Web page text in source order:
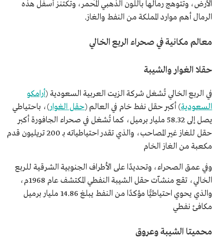
الأرض، وتتوهج رمالها باللون الذهبي المُحمر، وتكتنز أسفل هذه
الرمال أهم موارد المملكة من النفط والغاز.
معالم مكانية في صحراء الربع الخالي
حقلا الغوار والشيبة
في الربع الخالي تُشغل شركة الزيت العربية السعودية (أرامكو
السعودية) أكبر حقل نفط خام في العالم (حقل الغوار)، باحتياطي
يصل إلى 58.32 مليار برميل، كما تُشغل في صحراء الجافورة أكبر
حقل للغاز غير المصاحب، والذي تقدر احتياطياته بـ 200 تريليون قدم
مكعبة من الغاز الخام
وفي عمق الصحراء، وتحديدًا على الأطراف الجنوبية الشرقية للربع
الخالي، تقع منشآت حقل الشيبة النفطي المكتشف عام 1968م،
والذي يحوي احتياطيًّا مؤكدًا من النفط يبلغ 14.86 مليار برميل
مكافئ نفطي
محميتا الشيبة وعروق